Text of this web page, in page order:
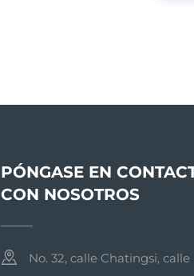
PÓNGASE EN
CON NOSOTROS
No. 32, calle Chatingsi, calle